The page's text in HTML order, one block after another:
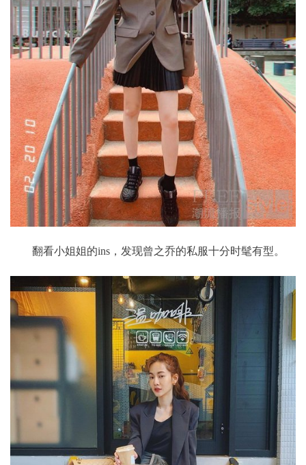
翻看小姐姐的ins，发现曾之乔的私服十分时髦有型。